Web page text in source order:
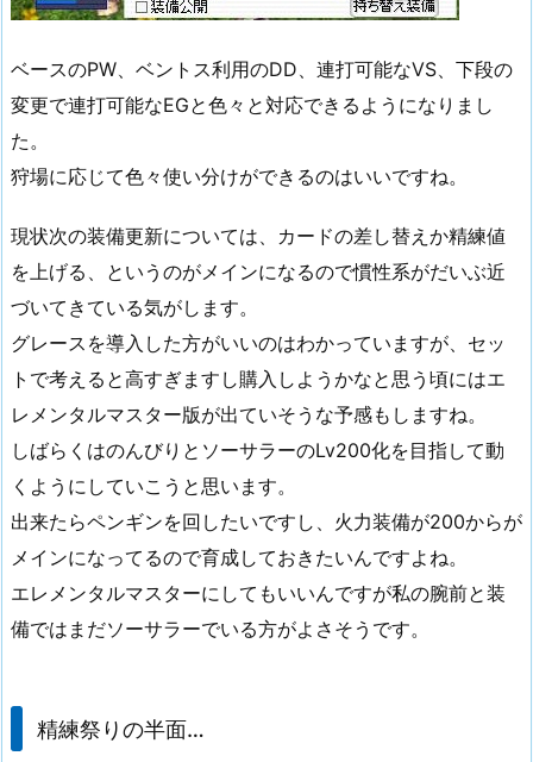
ベースのPW、ベントス利用のDD、連打可能なVS、下段の
変更で連打可能なEGと色々と対応できるようになりまし
た。
狩場に応じて色々使い分けができるのはいいですね。
現状次の装備更新については、カードの差し替えか精練値
を上げる、というのがメインになるので慣性系がだいぶ近
づいてきている気がします。
グレースを導入した方がいいのはわかっていますが、セッ
トで考えると高すぎますし購入しようかなと思う頃にはエ
レメンタルマスター版が出ていそうな予感もしますね。
しばらくはのんびりとソーサラーのLv200化を目指して動
くようにしていこうと思います。
出来たらペンギンを回したいですし、火力装備が200からが
メインになってるので育成しておきたいんですよね。
エレメンタルマスターにしてもいいんですが私の腕前と装
備ではまだソーサラーでいる方がよさそうです。
精練祭りの半面…